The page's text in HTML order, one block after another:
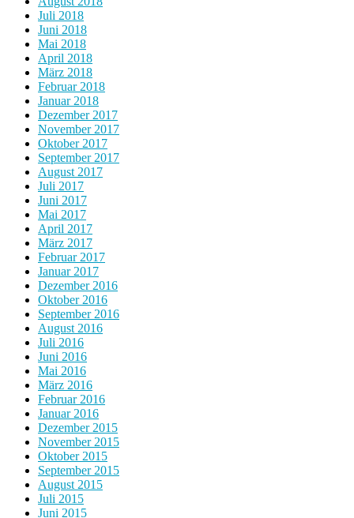
Juli 2018
Juni 2018
Mai 2018
April 2018
März 2018
Februar 2018
Januar 2018
Dezember 2017
November 2017
Oktober 2017
September 2017
August 2017
Juli 2017
Juni 2017
Mai 2017
April 2017
März 2017
Februar 2017
Januar 2017
Dezember 2016
Oktober 2016
September 2016
August 2016
Juli 2016
Juni 2016
Mai 2016
März 2016
Februar 2016
Januar 2016
Dezember 2015
November 2015
Oktober 2015
September 2015
August 2015
Juli 2015
Juni 2015